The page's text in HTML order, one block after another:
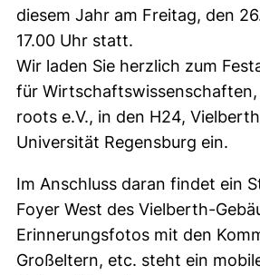
diesem Jahr am Freitag, den
17.00 Uhr statt.
Wir laden Sie herzlich zum
für
roots e.V., in den H24,
Universität Regensburg ein.
Im Anschluss daran findet ein
Foyer West des Vielberth-
Erinnerungsfotos mit den
Großeltern, etc. steht ein